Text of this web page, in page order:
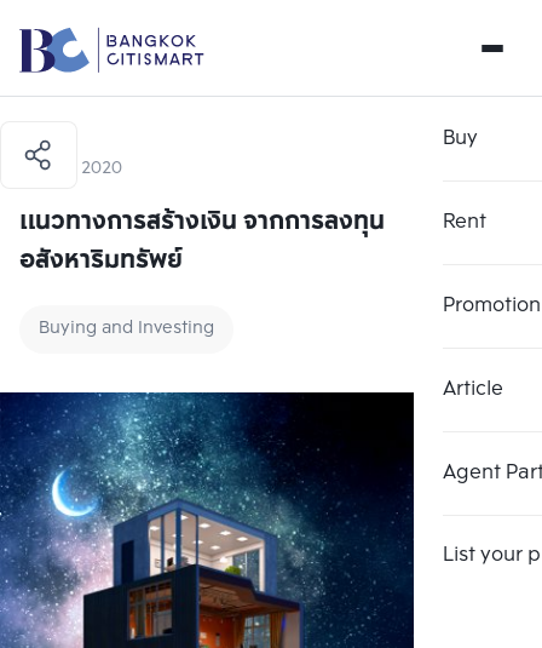
Buy
Rent
Promotion
Article
Agent
List your
10 July 2020
แนวทางการสร้างเงิน จากการลงทุน
อสังหาริมทรัพย์
Buying and Investing